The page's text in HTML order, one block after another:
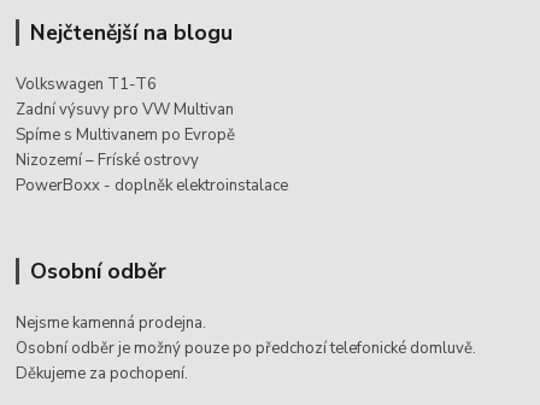
Nejčtenější na blogu
Volkswagen T1-T6
Zadní výsuvy pro VW Multivan
Spíme s Multivanem po Evropě
Nizozemí – Fríské ostrovy
PowerBoxx - doplněk elektroinstalace
Osobní odběr
Nejsme kamenná prodejna.
Osobní odběr je možný pouze po předchozí telefonické domluvě.
Děkujeme za pochopení.